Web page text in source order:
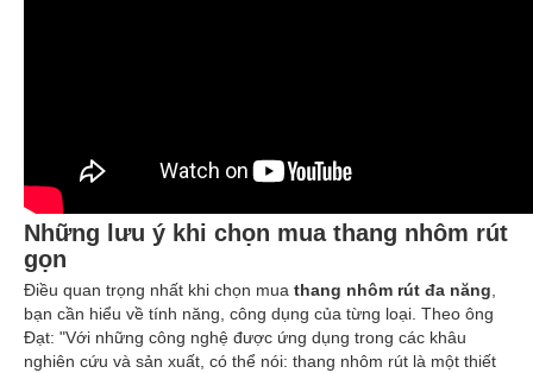
Những l ưu ý khi chọn mua thang nhôm rút
gọn
Điều quan trọng nhất khi chọn mua thang nhôm rút đa năng
bạn cần hiểu về tính năng, công dụng của từng loại. Theo ông
Đạt: "Với những công nghệ được ứng dụng trong các khâu
nghiên cứu và sản xuất, có thể nói: thang nhôm rút là một thiết